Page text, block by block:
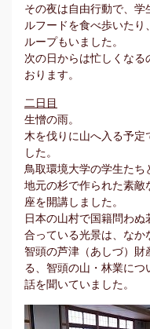
その夜は自由行動で、学
ルフードを食べ歩いた
ループもいました。
次の日からは忙しくな
おります。
二日目
生憎の雨。
木を伐りに山へ入る予定
した。
鳥取環境大学の学生たち
地元の杉で作られた素
座を開講しました。
日本の山村で国籍問わ
合っている光景は、なか
智頭の芦津（あしづ）財
る、智頭の山・林業につ
話を聞いていました。